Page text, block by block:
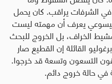
في الشرفات يراقب. كان يحمل
اليسوعي يعرف أن مهمته ليست
الخراف، بل الخروج للبحث
القائلة إن القطيع صار
التسعون وتسعة قد خرجوا.
في حالة خروج دائم.